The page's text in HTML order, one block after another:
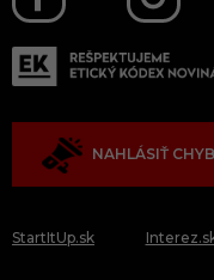
NAHLÁSIŤ
StartItUp.sk